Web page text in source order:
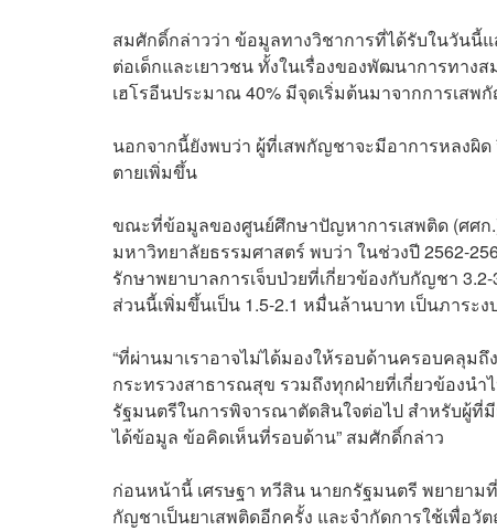
สมศักดิ์กล่าวว่า ข้อมูลทางวิชาการที่ได้รับในวันนี้
ต่อเด็กและเยาวชน ทั้งในเรื่องของพัฒนาการทา
เฮโรอีนประมาณ 40% มีจุดเริ่มต้นมาจากการเสพ
นอกจากนี้ยังพบว่า ผู้ที่เสพกัญชาจะมีอาการหลงผิ
ตายเพิ่มขึ้น
ขณะที่ข้อมูลของศูนย์ศึกษาปัญหาการเสพติด (ศศ
มหาวิทยาลัยธรรมศาสตร์ พบว่า ในช่วงปี 2562-
รักษาพยาบาลการเจ็บป่วยที่เกี่ยวข้องกับกัญชา
ส่วนนี้เพิ่มขึ้นเป็น 1.5-2.1 หมื่นล้านบาท เป็นภาระ
“ที่ผ่านมาเราอาจไม่ได้มองให้รอบด้านครอบคลุม
กระทรวงสาธารณสุข รวมถึงทุกฝ่ายที่เกี่ยวข้องน
รัฐมนตรีในการพิจารณาตัดสินใจต่อไป สำหรับผู้ที่
ได้ข้อมูล ข้อคิดเห็นที่รอบด้าน” สมศักดิ์กล่าว
ก่อนหน้านี้ เศรษฐา ทวีสิน นายกรัฐมนตรี พยายาม
กัญชาเป็นยาเสพติดอีกครั้ง และจำกัดการใช้เพื่อ